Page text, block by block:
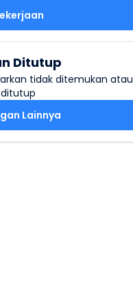
Ditutup
tidak ditemukan atau
Lainnya